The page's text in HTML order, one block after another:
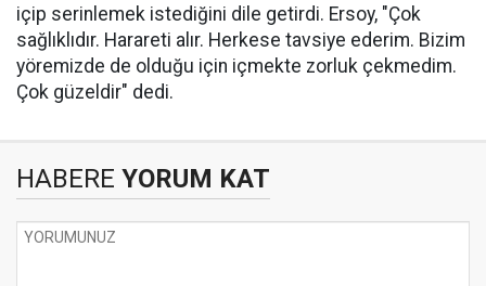
içip serinlemek istediğini dile getirdi. Ersoy, "Çok
sağlıklıdır. Harareti alır. Herkese tavsiye ederim. Bizim
yöremizde de olduğu için içmekte zorluk çekmedim.
Çok güzeldir" dedi.
HABERE YORUM KAT